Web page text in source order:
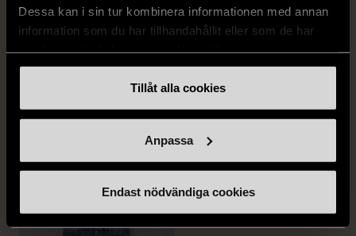
Dessa kan i sin tur kombinera informationen med annan
information som du har tillhandahållit eller som de har
Tillåt alla cookies
Anpassa
Endast nödvändiga cookies
DRESSMANN
pressveck
BONDELID
Bondelid - Randig skjorta
Mycket gott skick